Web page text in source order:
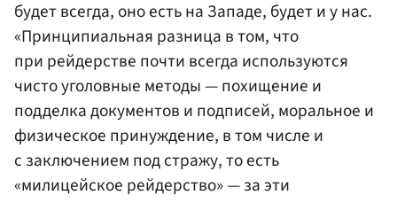
будет всегда, оно есть на Западе, будет и у нас.
«Принципиальная разница в том, что
при рейдерстве почти всегда используются
чисто уголовные методы — похищение и
подделка документов и подписей, моральное и
физическое принуждение, в том числе и
с заключением под стражу, то есть
«милицейское рейдерство» — за эти